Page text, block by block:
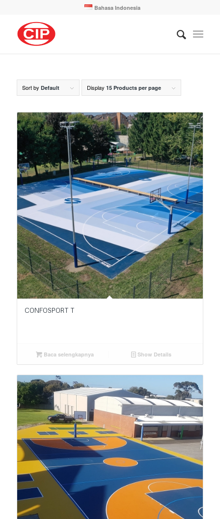
Bahasa Indonesia
Sort by Default Display 15 Products per page
CONFOSPORT T
Baca selengkapnya Show Details